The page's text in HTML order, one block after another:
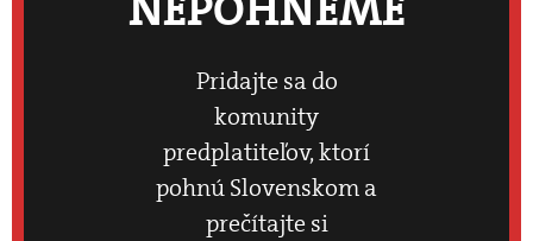
Pridajte sa do
komunity
predplatiteľov, ktorí
pohnú Slovenskom a
prečítajte si